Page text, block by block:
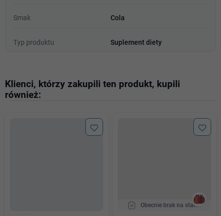
Smak Cola
Typ produktu Suplement diety
Klienci, którzy zakupili ten produkt, kupili
również:
Obecnie brak na stanie